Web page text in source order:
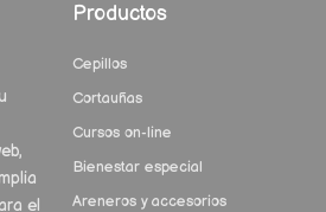
el
Productos
Cepillos
Cortauñas
Cursos on-line
Bienestar especial
Areneros y accesorios